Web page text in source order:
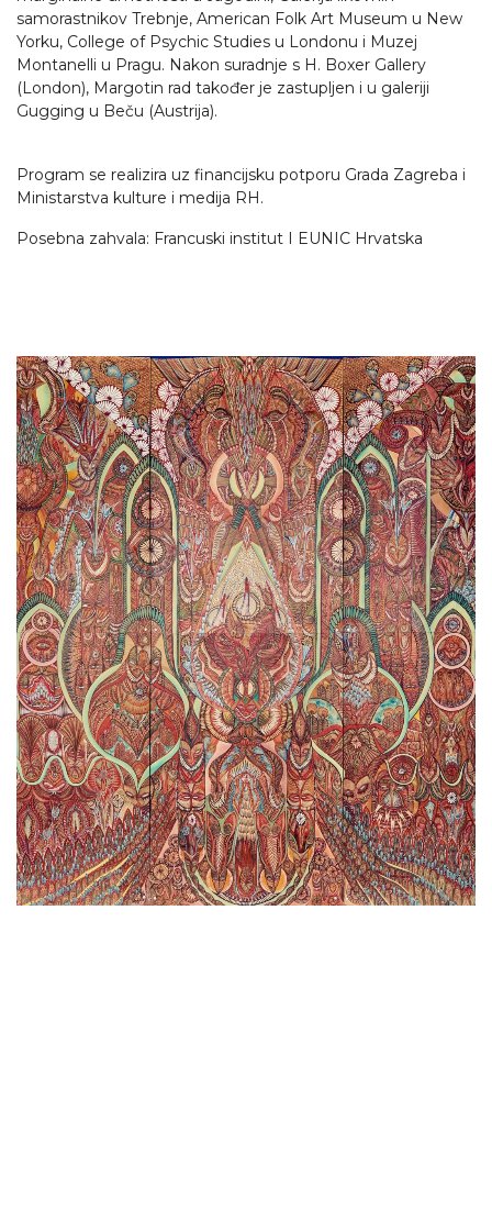
samorastnikov Trebnje, American Folk Art Museum u New
Yorku, College of Psychic Studies u Londonu i Muzej
Montanelli u Pragu. Nakon suradnje s H. Boxer Gallery
(London), Margotin rad također je zastupljen i u galeriji
Gugging u Beču (Austrija).
Program se realizira uz financijsku potporu Grada Zagreba i
Ministarstva kulture i medija RH.
Posebna zahvala: Francuski institut I EUNIC Hrvatska